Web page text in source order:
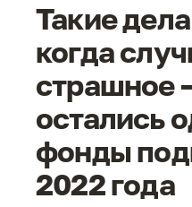
Такие
когда
страшное
остались
фонды
2022 года